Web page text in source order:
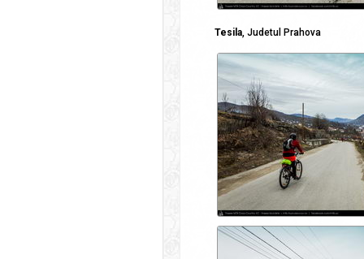
Tesila, Judetul Prahova